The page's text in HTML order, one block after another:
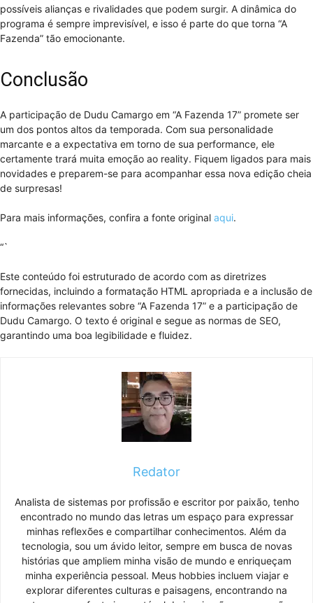
possíveis alianças e rivalidades que podem surgir. A dinâmica do
programa é sempre imprevisível, e isso é parte do que torna “A
Fazenda” tão emocionante.
Conclusão
A participação de Dudu Camargo em “A Fazenda 17” promete ser
um dos pontos altos da temporada. Com sua personalidade
marcante e a expectativa em torno de sua performance, ele
certamente trará muita emoção ao reality. Fiquem ligados para mais
novidades e preparem-se para acompanhar essa nova edição cheia
de surpresas!
Para mais informações, confira a fonte original aqui.
“`
Este conteúdo foi estruturado de acordo com as diretrizes
fornecidas, incluindo a formatação HTML apropriada e a inclusão de
informações relevantes sobre “A Fazenda 17” e a participação de
Dudu Camargo. O texto é original e segue as normas de SEO,
garantindo uma boa legibilidade e fluidez.
Redator
Analista de sistemas por profissão e escritor por paixão, tenho
encontrado no mundo das letras um espaço para expressar
minhas reflexões e compartilhar conhecimentos. Além da
tecnologia, sou um ávido leitor, sempre em busca de novas
histórias que ampliem minha visão de mundo e enriqueçam
minha experiência pessoal. Meus hobbies incluem viajar e
explorar diferentes culturas e paisagens, encontrando na